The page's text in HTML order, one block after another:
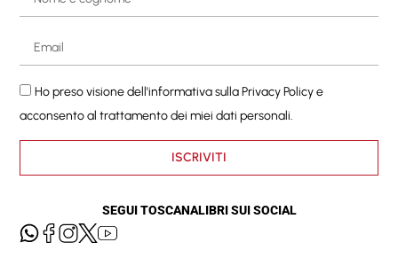
Ho preso visione dell'informativa sullaPrivacy Policye
acconsento al trattamento dei miei dati personali.
ISCRIVITI
SEGUI TOSCANALIBRI SUI SOCIAL